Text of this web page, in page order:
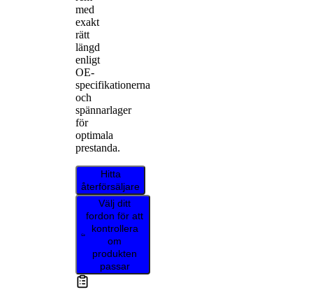
med
exakt
rätt
längd
enligt
OE-
specifikationerna
och
spännarlager
för
optimala
prestanda.
Hitta
återförsäljare
Välj ditt
fordon för att
kontrollera
om
produkten
passar